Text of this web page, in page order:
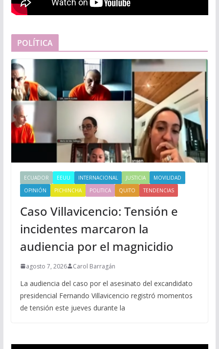
POLÍTICA
ECUADOR EEUU INTERNACIONAL JUSTICIA
MOVILIDAD
OPINIÓN
PICHINCHA POLITICA QUITO TENDENCIAS
Caso Villavicencio: Tensión e
incidentes marcaron la
audiencia por el magnicidio
agosto 7, 2026 Carol Barragán
La audiencia del caso por el asesinato del excandidato
presidencial Fernando Villavicencio registró momentos
de tensión este jueves durante la